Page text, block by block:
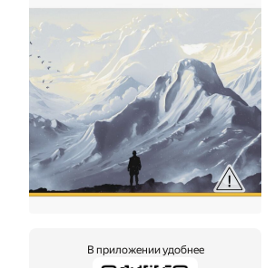
В приложении удобнее